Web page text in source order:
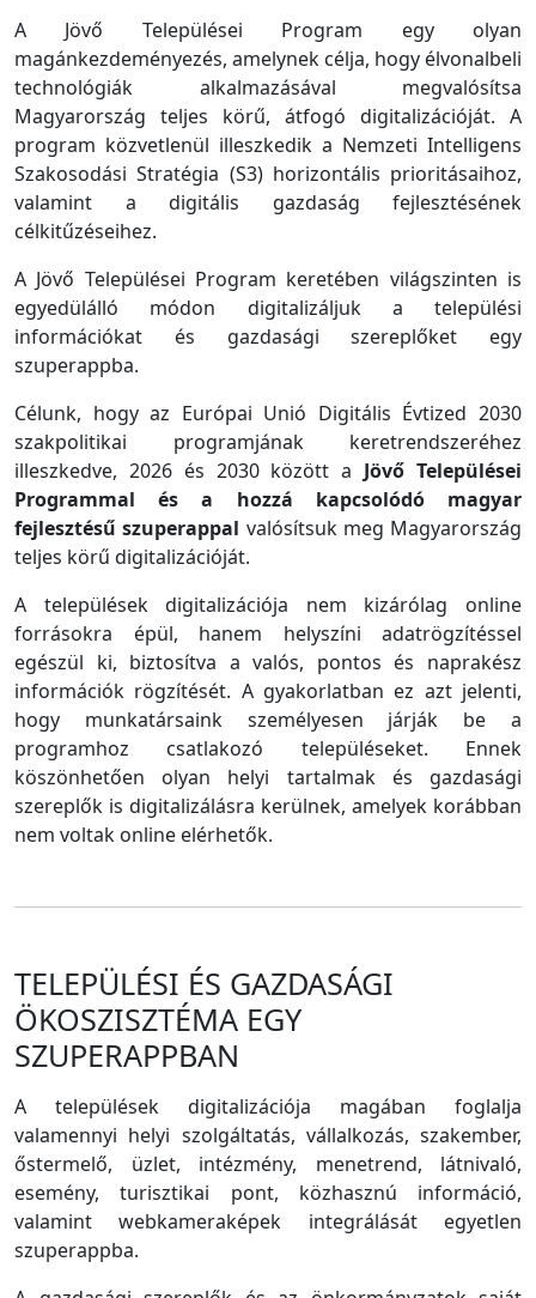
A Jövő Települései Program egy olyan
magánkezdeményezés, amelynek célja, hogy élvonalbeli
technológiák alkalmazásával megvalósítsa
Magyarország teljes körű, átfogó digitalizációját. A
program közvetlenül illeszkedik a Nemzeti Intelligens
Szakosodási Stratégia (S3) horizontális prioritásaihoz,
valamint a digitális gazdaság fejlesztésének
célkitűzéseihez.
A Jövő Települései Program keretében világszinten is
egyedülálló módon digitalizáljuk a települési
információkat és gazdasági szereplőket egy
szuperappba.
Célunk, hogy az Európai Unió Digitális Évtized 2030
szakpolitikai programjának keretrendszeréhez
illeszkedve, 2026 és 2030 között a Jövő Települései
Programmal és a hozzá kapcsolódó magyar
fejlesztésű szuperappal valósítsuk meg Magyarország
teljes körű digitalizációját.
A települések digitalizációja nem kizárólag online
forrásokra épül, hanem helyszíni adatrögzítéssel
egészül ki, biztosítva a valós, pontos és naprakész
információk rögzítését. A gyakorlatban ez azt jelenti,
hogy munkatársaink személyesen járják be a
programhoz csatlakozó településeket. Ennek
köszönhetően olyan helyi tartalmak és gazdasági
szereplők is digitalizálásra kerülnek, amelyek korábban
nem voltak online elérhetők.
TELEPÜLÉSI ÉS GAZDASÁGI
ÖKOSZISZTÉMA EGY
SZUPERAPPBAN
A települések digitalizációja magában foglalja
valamennyi helyi szolgáltatás, vállalkozás, szakember,
őstermelő, üzlet, intézmény, menetrend, látnivaló,
esemény, turisztikai pont, közhasznú információ,
valamint webkameraképek integrálását egyetlen
szuperappba.